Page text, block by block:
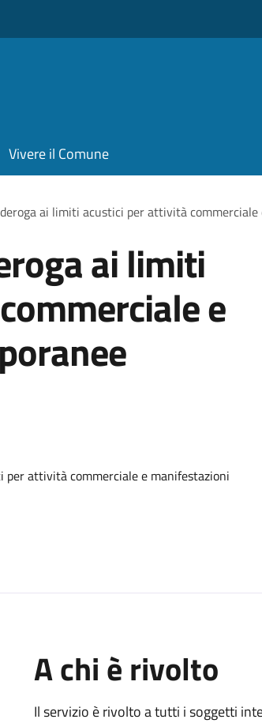
Vivere il Comune
ai limiti acustici per attività
ai limiti
e
per attività commerciale e manifestazioni
A chi è rivolto
Il servizio è rivolto a tutti i soggetti